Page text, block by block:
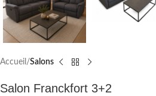
Accueil Salons
Salon Franckfort 3+2